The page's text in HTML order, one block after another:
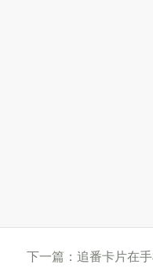
下一篇：追番卡片在